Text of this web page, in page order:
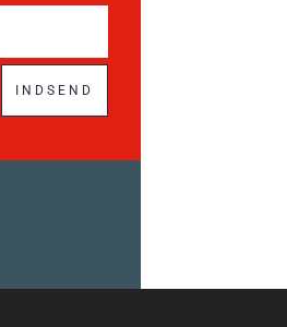
INDSEND